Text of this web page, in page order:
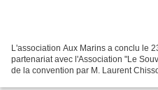
L'association Aux Marins a conclu le
partenariat avec l'Association "Le
de la convention par M. Laurent